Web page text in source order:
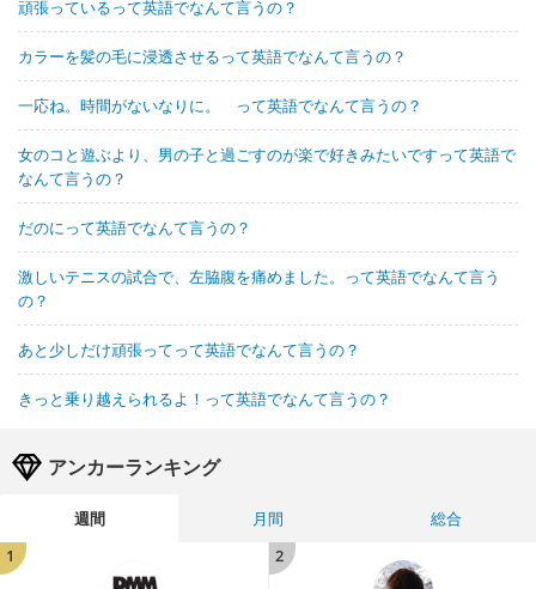
頑張っているって英語でなんて言うの？
カラーを髪の毛に浸透させるって英語でなんて言うの？
一応ね。時間がないなりに。 って英語でなんて言うの？
女のコと遊ぶより、男の子と過ごすのが楽で好きみたいですって英語で
なんて言うの？
だのにって英語でなんて言うの？
激しいテニスの試合で、左脇腹を痛めました。って英語でなんて言う
の？
あと少しだけ頑張ってって英語でなんて言うの？
きっと乗り越えられるよ！って英語でなんて言うの？
アンカーランキング
週間 月間
総合
1
2